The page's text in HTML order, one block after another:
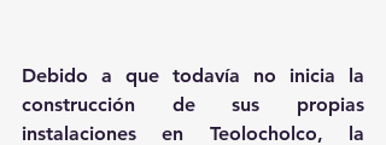
Debido a que todavía no inicia la
construcción de sus propias
instalaciones en Teolocholco, la